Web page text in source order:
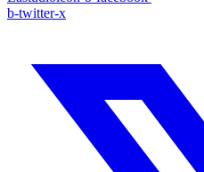
b-twitter-x